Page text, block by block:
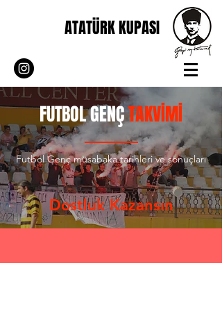
ATATÜRK KUPASI
FUTBOL GENÇTAKVİMİ
Futbol Genç müsabaka tarihleri ve sonuçları
Dostluk Kazansın